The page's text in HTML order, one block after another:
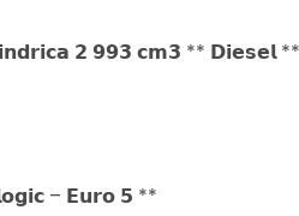
𝟮 𝟵𝟵𝟯 𝗰𝗺𝟯 ** 𝗗𝗶𝗲𝘀𝗲𝗹 **
– 𝗘𝘂𝗿𝗼 𝟱 **